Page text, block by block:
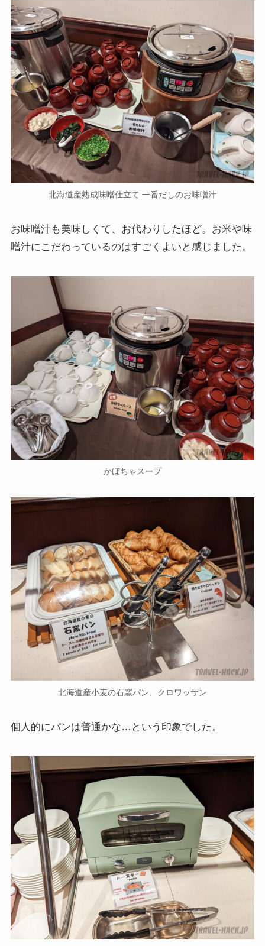
北海道産熟成味噌仕立て 一番だしのお味噌汁
お味噌汁も美味しくて、お代わりしたほど。お米や味
噌汁にこだわっているのはすごくよいと感じました。
かぼちゃスープ
北海道産小麦の石窯パン、クロワッサン
個人的にパンは普通かな…という印象でした。